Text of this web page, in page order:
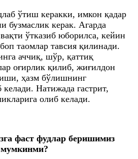
ўтиш керакки, имкон қадар
бузмаслик керак. Агарда
ўтказиб юборилса, кейин
таомлар тавсия қилинади.
аччиқ, шўр, қаттиқ
оғирлик қилиб, жиғилдон
ҳазм бўлишнинг
Натижада гастрит,
олиб келади.
фаст фудлар беришимиз
мумкинми?